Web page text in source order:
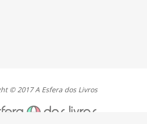
© 2017 A Esfera dos Livros